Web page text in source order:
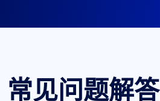
常见问题解答